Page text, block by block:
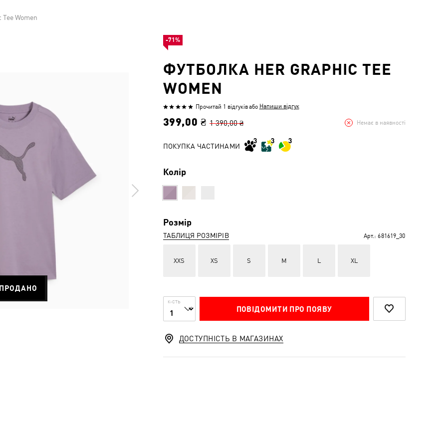
Women
ФУТБОЛКА HER GRAPHIC TEE
WOMEN
Оцінено
з
Прочитай 1 відгуківабо Напиши відгук
399,00 ₴ 1 390,00 ₴ Немає в наявності
ПОКУПКА ЧАСТИНАМИ
Колір
Розмір
ТАБЛИЦЯ РОЗМІРІВ Арт.: 681619_30
XXS XS S M L XL
К-СТЬ
ПОВІДОМИТИ ПРО ПОЯВУ
-71%
ДОСТУПНІСТЬ В МАГАЗИНАХ